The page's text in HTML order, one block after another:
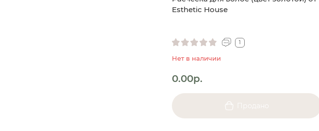
Esthetic House
1
Нет в наличии
0.00р.
Продано